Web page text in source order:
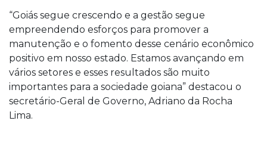
“Goiás segue crescendo e a gestão segue
empreendendo esforços para promover a
manutenção e o fomento desse cenário econômico
positivo em nosso estado. Estamos avançando em
vários setores e esses resultados são muito
importantes para a sociedade goiana” destacou o
secretário-Geral de Governo, Adriano da Rocha
Lima.